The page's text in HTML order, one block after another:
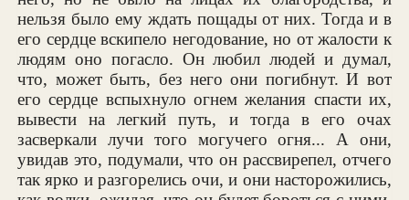
нельзя было ему ждать пощады от них. Тогда и в
его сердце вскипело негодование, но от жалости к
людям оно погасло. Он любил людей и думал,
что, может быть, без него они погибнут. И вот
его сердце вспыхнуло огнем желания спасти их,
вывести на легкий путь, и тогда в его очах
засверкали лучи того могучего огня... А они,
увидав это, подумали, что он рассвирепел, отчего
так ярко и разгорелись очи, и они насторожились,